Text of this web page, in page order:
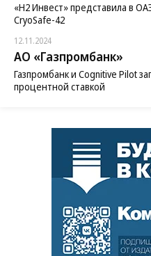
«H2 Инвест» представила в
CryoSafe-42
12.11.2024
АО «Газпромбанк»
Газпромбанк и Cognitive Pilot
процентной ставкой